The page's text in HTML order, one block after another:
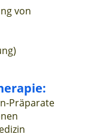
von
Präparate